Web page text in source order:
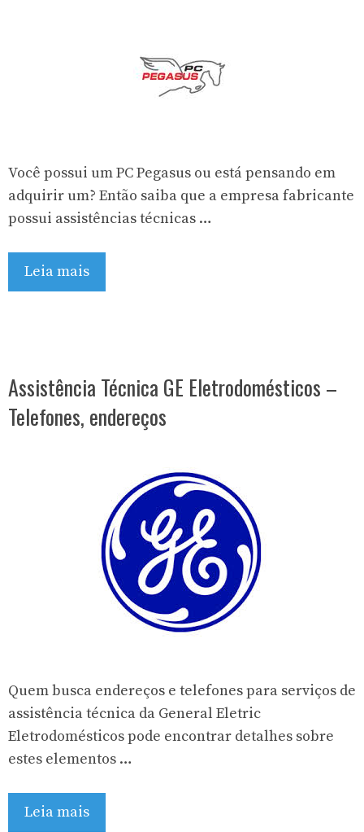
Você possui um PC Pegasus ou está pensando em
adquirir um? Então saiba que a empresa fabricante
possui assistências técnicas …
Leia mais
Assistência Técnica GE Eletrodomésticos –
Telefones, endereços
Quem busca endereços e telefones para serviços de
assistência técnica da General Eletric
Eletrodomésticos pode encontrar detalhes sobre
estes elementos …
Leia mais